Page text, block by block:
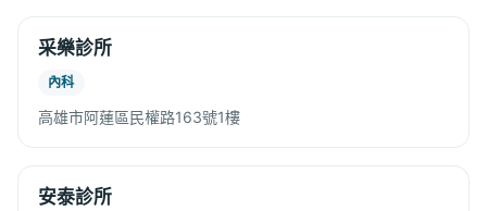
采樂診所
內科
高雄市阿蓮區民權路163號1樓
安泰診所